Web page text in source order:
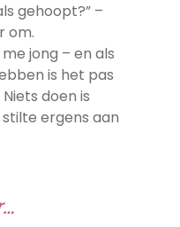
gehoopt?” –
om.
jong – en als
is het pas
doen is
ergens aan